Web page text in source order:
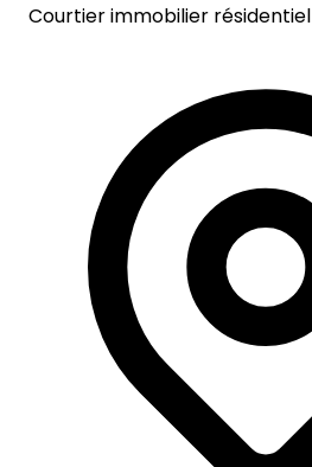
Courtier immobilier résidentiel